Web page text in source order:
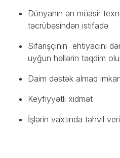
Dünyanın ən müasir
təcrübəsindən istifadə
Sifarişçinin ehtiyacını
uyğun həllərin təqdim
Daim dəstək almaq
Keyfiyyətli xidmət
İşlərin vaxtında təhvil